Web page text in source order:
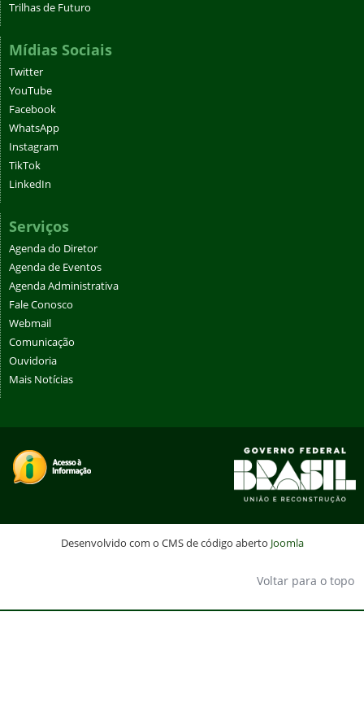
Trilhas de Futuro
Mídias Sociais
Twitter
YouTube
Facebook
WhatsApp
Instagram
TikTok
LinkedIn
Serviços
Agenda do Diretor
Agenda de Eventos
Agenda Administrativa
Fale Conosco
Webmail
Comunicação
Ouvidoria
Mais Notícias
Desenvolvido com o CMS de código aberto Joomla
Voltar para o topo